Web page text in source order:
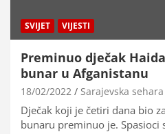
SVIJET VIJESTI
Preminuo dječak
bunar u Afganistanu
18/02/2022 Sarajevska sehara
Dječak koji je četiri dana bio
bunaru preminuo je. Spasioci